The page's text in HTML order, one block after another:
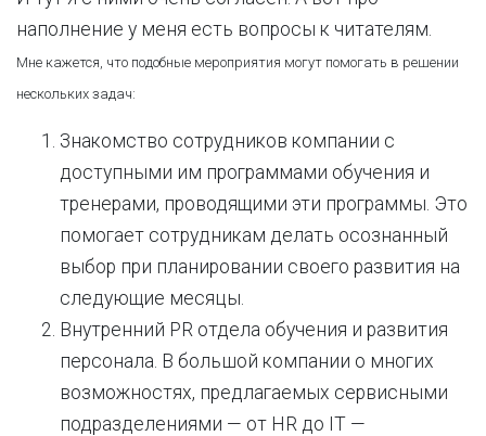
наполнение у меня есть вопросы к читателям.
Мне кажется, что подобные мероприятия могут помогать в решении
нескольких задач:
Знакомство сотрудников компании с
доступными им программами обучения и
тренерами, проводящими эти программы. Это
помогает сотрудникам делать осознанный
выбор при планировании своего развития на
следующие месяцы.
Внутренний PR отдела обучения и развития
персонала. В большой компании о многих
возможностях, предлагаемых сервисными
подразделениями — от HR до IT —